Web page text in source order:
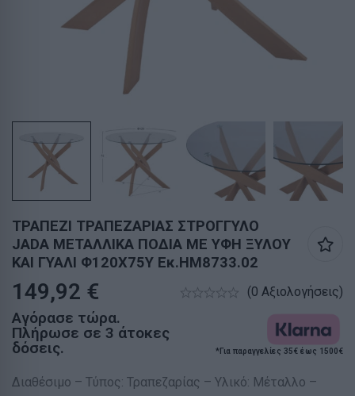
ΤΡΑΠΕΖΙ ΤΡΑΠΕΖΑΡΙΑΣ ΣΤΡΟΓΓΥΛΟ
JADA ΜΕΤΑΛΛΙΚΑ ΠΟΔΙΑ ΜΕ ΥΦΗ ΞΥΛΟΥ
ΚΑΙ ΓΥΑΛΙ Φ120X75Y Εκ.HM8733.02
149,92 € (0 Αξιολογήσεις)
Αγόρασε τώρα.
Πλήρωσε σε 3 άτοκες
δόσεις.
*Για παραγγελίες 35€ έως 1500€
Διαθέσιμο – Τύπος: Τραπεζαρίας – Υλικό: Μέταλλο –